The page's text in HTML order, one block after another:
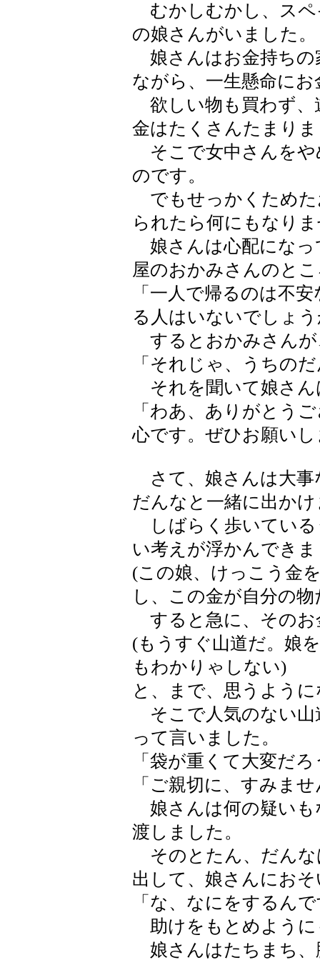
むかしむかし、スペ
の娘さんがいました。
娘さんはお金持ちの
ながら、一生懸命に
欲しい物も買わず、
金はたくさんたまり
そこで女中さんをや
のです。
でもせっかくためた
られたら何にもなり
娘さんは心配になっ
屋のおかみさんのと
「一人で帰るのは不
る人はいないでしょ
するとおかみさんが
「それじゃ、うちの
それを聞いて娘さん
「わあ、ありがとう
心です。ぜひお願い
さて、娘さんは大事
だんなと一緒に出か
しばらく歩いている
い考えが浮かんでき
(この娘、けっこう金
し、この金が自分の
すると急に、そのお
(もうすぐ山道だ。娘
もわかりゃしない)
と、まで、思うよう
そこで人気のない山
って言いました。
「袋が重くて大変だ
「ご親切に、すみま
娘さんは何の疑いも
渡しました。
そのとたん、だんな
出して、娘さんにお
「な、なにをするん
助けをもとめように
娘さんはたちまち、